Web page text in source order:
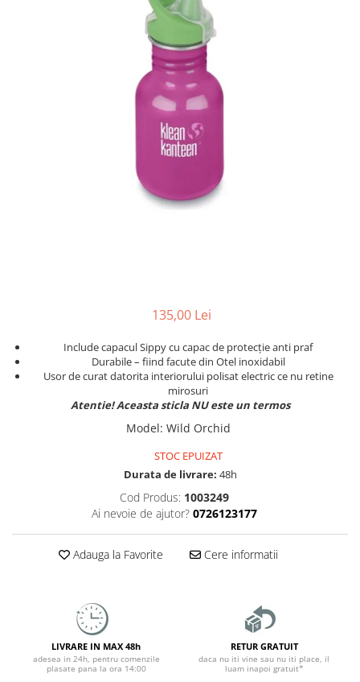
Sac de dormit pentru tranziție
Sac de dormit nou nascut Swaddle
135,00 Lei
Include capacul Sippy cu capac de protecţie anti praf
Durabile – fiind facute din Otel inoxidabil
Usor de curat datorita interiorului polisat electric ce nu retine
mirosuri
Atentie! Aceasta sticla NU este un termos
Model: Wild Orchid
STOC EPUIZAT
Durata de livrare: 48h
Cod Produs: 1003249
Ai nevoie de ajutor? 0726123177
Adauga la Favorite Cere informatii
LIVRARE IN MAX 48h
adesea in 24h, pentru comenzile
plasate pana la ora 14:00
RETUR GRATUIT
daca nu iti vine sau nu iti place, il
luam inapoi gratuit*